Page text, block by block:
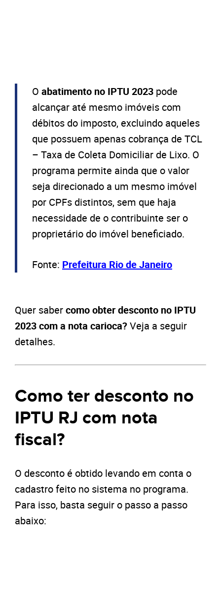
O abatimento no IPTU 2023 pode
alcançar até mesmo imóveis com
débitos do imposto, excluindo aqueles
que possuem apenas cobrança de TCL
– Taxa de Coleta Domiciliar de Lixo. O
programa permite ainda que o valor
seja direcionado a um mesmo imóvel
por CPFs distintos, sem que haja
necessidade de o contribuinte ser o
proprietário do imóvel beneficiado.
Fonte: Prefeitura Rio de Janeiro
Quer sabercomo obter desconto no IPTU
2023 com a nota carioca?Veja a seguir
detalhes.
Como ter desconto no
IPTU RJ com nota
fiscal?
O desconto é obtido levando em conta o
cadastro feito no sistema no programa.
Para isso, basta seguir o passo a passo
abaixo: